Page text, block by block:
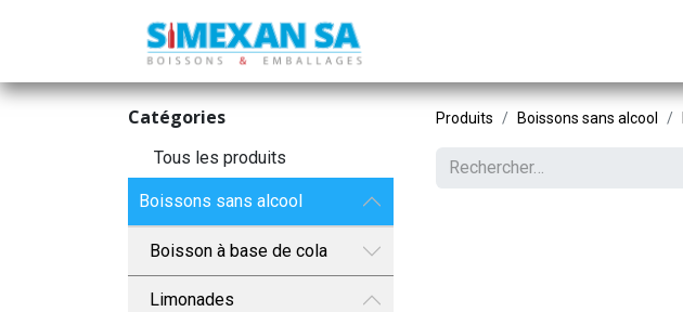
Catégories
Tous les produits
Boissons sans alcool
Boisson à base de cola
Limonades
Produits Boissons sans alcool